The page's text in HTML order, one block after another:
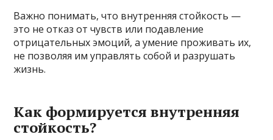
Важно понимать, что внутренняя стойкость —
это не отказ от чувств или подавление
отрицательных эмоций, а умение проживать их,
не позволяя им управлять собой и разрушать
жизнь.
Как формируется внутренняя
стойкость?